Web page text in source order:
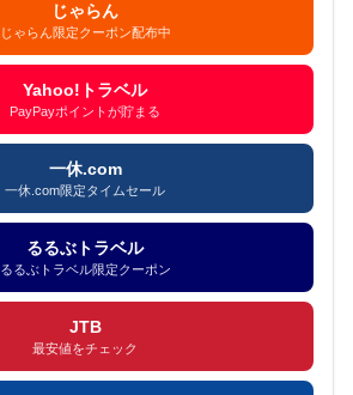
じゃらん
じゃらん限定クーポン配布中
Yahoo!トラベル
PayPayポイントが貯まる
一休.com
一休.com限定タイムセール
るるぶトラベル
るるぶトラベル限定クーポン
JTB
最安値をチェック